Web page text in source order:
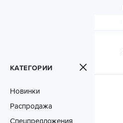
КАТЕГОРИИ
Новинки
Распродажа
Спецпредложения